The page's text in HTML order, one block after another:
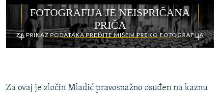
Za ovaj je zločin Mladić pravosnažno osuđen na kaznu